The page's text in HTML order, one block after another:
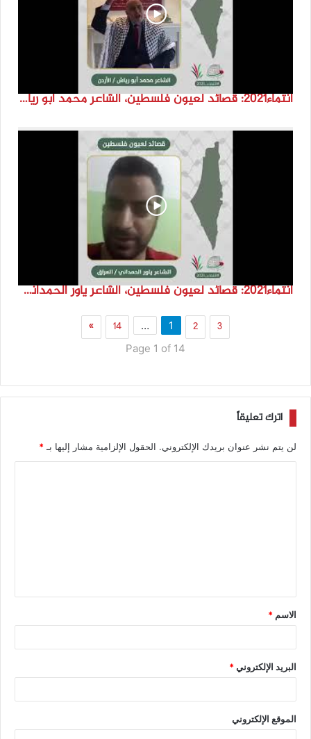
انتماء2021: قصائد لعيون فلسطين، الشاعر محمد ابو رياش، الاردن
انتماء2021: قصائد لعيون فلسطين، الشاعر ياور الحمداني، العراق
1 2 3
…
14
»
Page 1 of 14
اترك تعليقاً
لن يتم نشر عنوان بريدك الإلكتروني. الحقول الإلزامية مشار إليها بـ *
الاسم *
البريد الإلكتروني*
الموقع الإلكتروني